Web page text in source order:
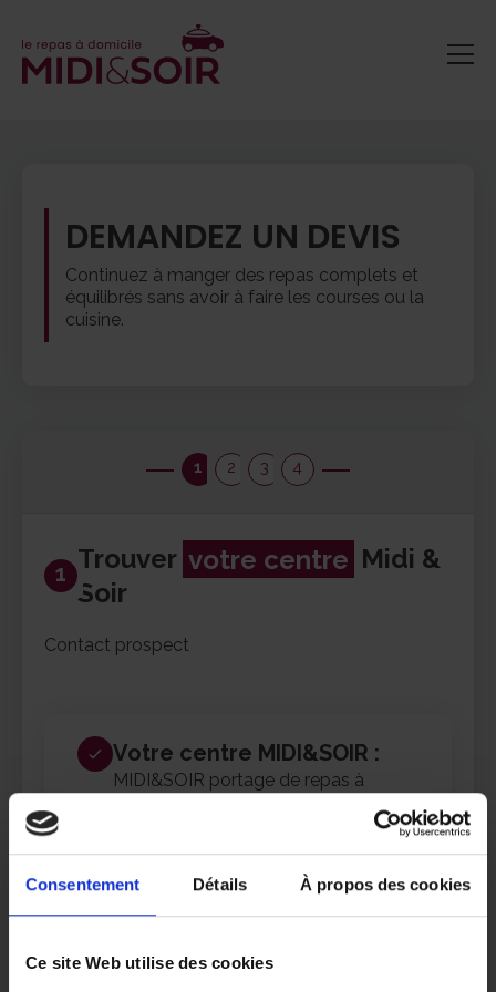
Consentement Détails À propos des cookies
Ce site Web utilise des cookies
DEMANDEZ UN DEVIS
Continuez à manger des repas complets et
équilibrés sans avoir à faire les courses ou la
cuisine.
1 2 3 4
1 Trouver votre centre Midi &
Soir
Contact prospect
Votre centre MIDI&SOIR :
MIDI&SOIR portage de repas à
Changer de centre